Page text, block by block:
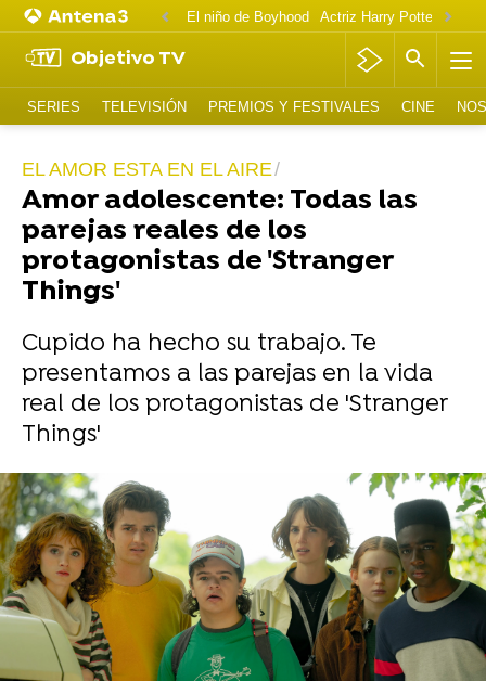
El niño de Boyhood Actriz Harry Potter
Objetivo TV
SERIES TELEVISIÓN PREMIOS Y FESTIVALES CINE
EL AMOR ESTA EN EL AIRE
Amor adolescente: Todas las
parejas reales de los
protagonistas de 'Stranger
Things'
Cupido ha hecho su trabajo. Te
presentamos a las parejas en la vida
real de los protagonistas de 'Stranger
Things'
Juan Carlos Aldarias
Madrid